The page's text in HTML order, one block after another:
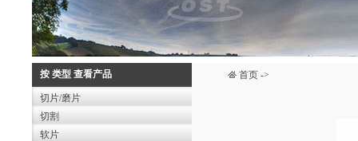
按 类型 查看产品
切片/磨片
切割
软片
首页 ->